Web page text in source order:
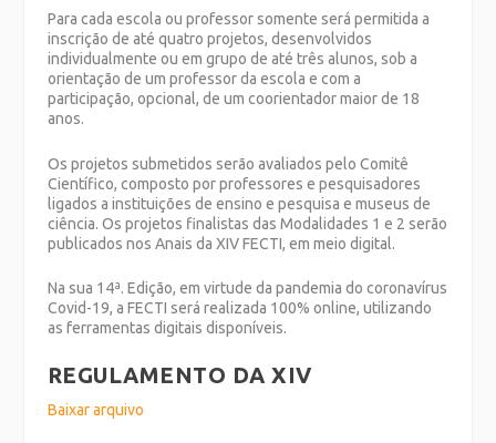
Para cada escola ou professor somente será permitida a
inscrição de até quatro projetos, desenvolvidos
individualmente ou em grupo de até três alunos, sob a
orientação de um professor da escola e com a
participação, opcional, de um coorientador maior de 18
anos.
Os projetos submetidos serão avaliados pelo Comitê
Científico, composto por professores e pesquisadores
ligados a instituições de ensino e pesquisa e museus de
ciência. Os projetos finalistas das Modalidades 1 e 2 serão
publicados nos Anais da XIV FECTI, em meio digital.
Na sua 14ª. Edição, em virtude da pandemia do coronavírus
Covid-19, a FECTI será realizada 100% online, utilizando
as ferramentas digitais disponíveis.
REGULAMENTO DA XIV
Baixar arquivo